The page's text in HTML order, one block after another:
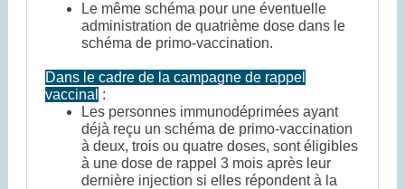
Le même schéma pour une éventuelle
administration de quatrième dose dans le
schéma de primo-vaccination.
Dans le cadre de la campagne de rappel
vaccinal :
Les personnes immunodéprimées ayant
déjà reçu un schéma de primo-vaccination
à deux, trois ou quatre doses, sont éligibles
à une dose de rappel 3 mois après leur
dernière injection si elles répondent à la